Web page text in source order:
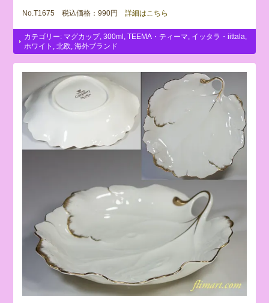
No.T1675 税込価格：990円 詳細はこちら
カテゴリー: マグカップ ,300ml TEEMA・ティーマ イッタラ・iittala
ホワイト
,北欧 ,海外ブランド